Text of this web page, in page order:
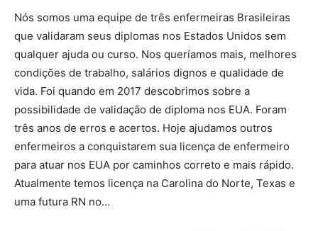
Nós somos uma equipe de três enfermeiras Brasileiras
que validaram seus diplomas nos Estados Unidos sem
qualquer ajuda ou curso. Nos queríamos mais, melhores
condições de trabalho, salários dignos e qualidade de
vida. Foi quando em 2017 descobrimos sobre a
possibilidade de validação de diploma nos EUA. Foram
três anos de erros e acertos. Hoje ajudamos outros
enfermeiros a conquistarem sua licença de enfermeiro
para atuar nos EUA por caminhos correto e mais rápido.
Atualmente temos licença na Carolina do Norte, Texas e
uma futura RN no…